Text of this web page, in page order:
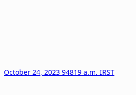
October 24, 2023 94819 a.m. IRST